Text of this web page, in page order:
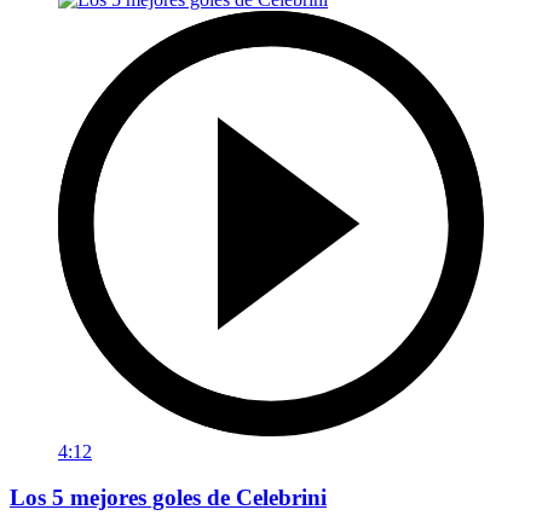
4:12
Los 5 mejores goles de Celebrini